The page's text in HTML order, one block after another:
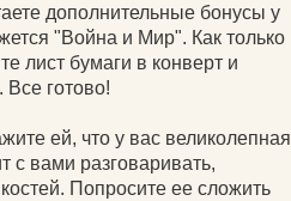
дополнительные бонусы у
"Война и Мир". Как только
лист бумаги в конверт и
Все готово!
ей, что у вас великолепная
с вами разговаривать,
Попросите ее сложить